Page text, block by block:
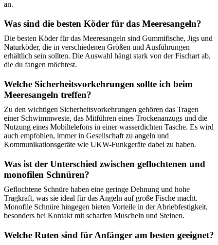
an.
Was sind die besten Köder für das Meeresangeln?
Die besten Köder für das Meeresangeln sind Gummifische, Jigs und
Naturköder, die in verschiedenen Größen und Ausführungen
erhältlich sein sollten. Die Auswahl hängt stark von der Fischart ab,
die du fangen möchtest.
Welche Sicherheitsvorkehrungen sollte ich beim
Meeresangeln treffen?
Zu den wichtigen Sicherheitsvorkehrungen gehören das Tragen
einer Schwimmweste, das Mitführen eines Trockenanzugs und die
Nutzung eines Mobiltelefons in einer wasserdichten Tasche. Es wird
auch empfohlen, immer in Gesellschaft zu angeln und
Kommunikationsgeräte wie UKW-Funkgeräte dabei zu haben.
Was ist der Unterschied zwischen geflochtenen und
monofilen Schnüren?
Geflochtene Schnüre haben eine geringe Dehnung und hohe
Tragkraft, was sie ideal für das Angeln auf große Fische macht.
Monofile Schnüre hingegen bieten Vorteile in der Abriebfestigkeit,
besonders bei Kontakt mit scharfen Muscheln und Steinen.
Welche Ruten sind für Anfänger am besten geeignet?